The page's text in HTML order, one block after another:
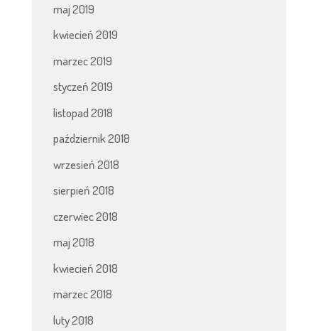
maj 2019
kwiecień 2019
marzec 2019
styczeń 2019
listopad 2018
październik 2018
wrzesień 2018
sierpień 2018
czerwiec 2018
maj 2018
kwiecień 2018
marzec 2018
luty 2018